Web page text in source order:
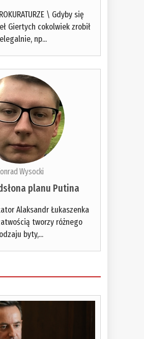
\ Gdyby się
Giertych cokolwiek zrobił
np...
Wysocki
planu Putina
Alaksandr Łukaszenka
tworzy różnego
byty,...